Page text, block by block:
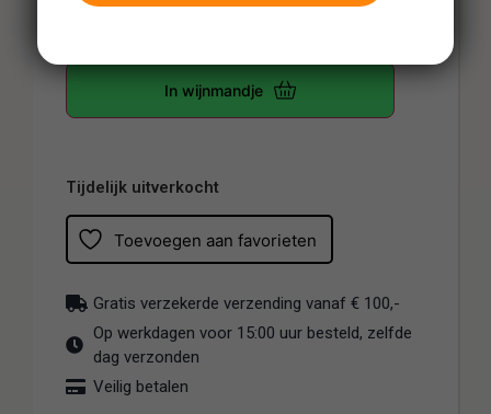
In wijnmandje
Tijdelijk uitverkocht
Toevoegen aan favorieten
Gratis verzekerde verzending vanaf € 100,-
Op werkdagen voor 15:00 uur besteld, zelfde
dag verzonden
Veilig betalen